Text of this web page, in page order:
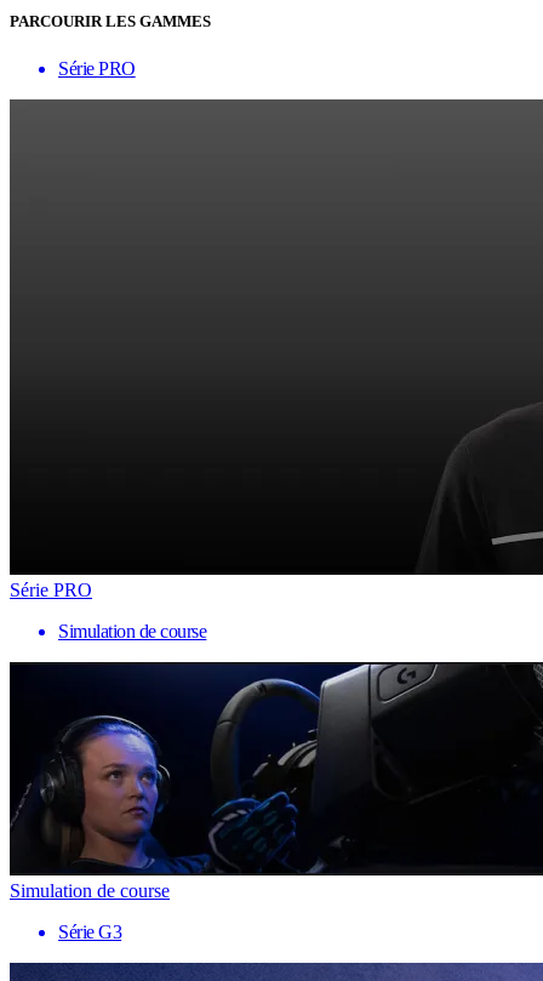
PARCOURIR LES GAMMES
Série PRO
Série PRO
Simulation de course
Simulation de course
Série G3